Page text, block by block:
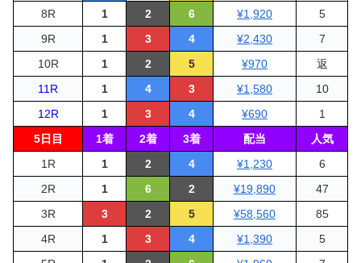
8R
1 2 6 ¥1,920
5
9R
1 3 4 ¥2,430
7
10R
1 2 5 ¥970
返
11R
1 4 3 ¥1,580
10
12R
1 3 4 ¥690
1
5日目
1着 2着 3着 配当
人気
1R
1 2 4 ¥1,230
6
2R
1 6 2 ¥19,890
47
3R
3 2 5 ¥58,560
85
4R
1 3 4 ¥1,390
5